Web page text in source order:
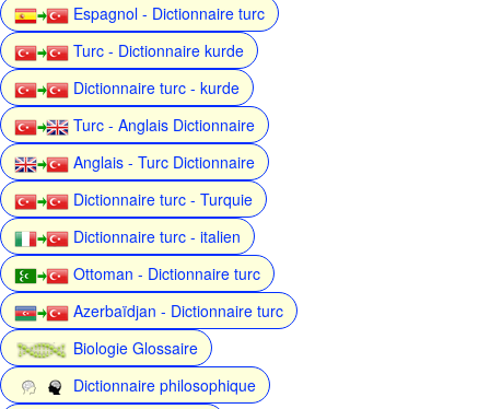
Espagnol - Dictionnaire turc
Turc - Dictionnaire kurde
Dictionnaire turc - kurde
Turc - Anglais Dictionnaire
Anglais - Turc Dictionnaire
Dictionnaire turc - Turquie
Dictionnaire turc - italien
Ottoman - Dictionnaire turc
Azerbaïdjan - Dictionnaire turc
Biologie Glossaire
Dictionnaire philosophique